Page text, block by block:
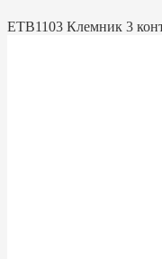
ETB1103 Клемник 3